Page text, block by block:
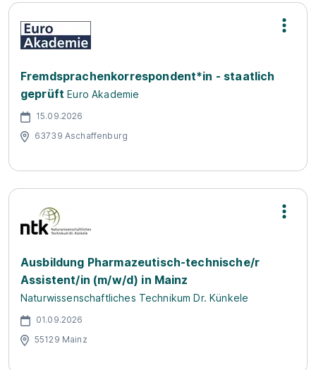
Fremdsprachenkorrespondent*in - staatlich
geprüft Euro Akademie
15.09.2026
63739 Aschaffenburg
Ausbildung Pharmazeutisch-technische/r
Assistent/in (m/w/d) in Mainz
Naturwissenschaftliches Technikum Dr. Künkele
01.09.2026
55129 Mainz